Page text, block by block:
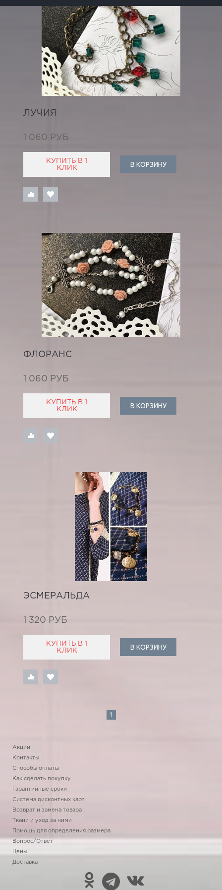
ЛУЧИЯ
1 060 РУБ
КУПИТЬ В 1
КЛИК
В КОРЗИНУ
ФЛОРАНС
1 060 РУБ
КУПИТЬ В 1
КЛИК
В КОРЗИНУ
ЭСМЕРАЛЬДА
1 320 РУБ
КУПИТЬ В 1
КЛИК
В КОРЗИНУ
1
Акции
Контакты
Способы оплаты
Как сделать покупку
Гарантийные сроки
Система дисконтных карт
Возврат и замена товара
Ткани и уход за ними
Помощь для определения размера
Вопрос/Ответ
Цены
Доставка